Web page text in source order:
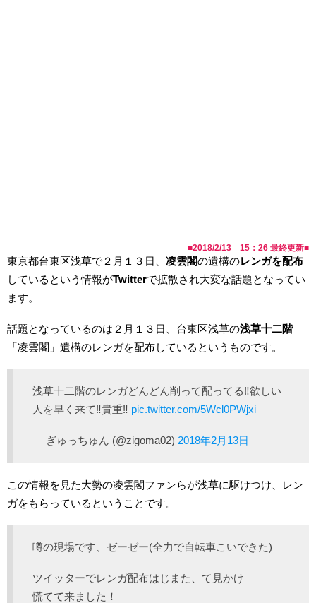
■2018/2/13 15：26 最終更新■
東京都台東区浅草で２月１３日、 凌雲閣の遺構のレンガを配布
しているという情報がTwitterで拡散され大変な話題となってい
ます。
話題となっているのは２月１３日、台東区浅草の浅草十二階
「凌雲閣」遺構のレンガを配布しているというものです。
浅草十二階のレンガどんどん削って配ってる‼欲しい
人を早く来て‼貴重‼ pic.twitter.com/5Wcl0PWjxi
— ぎゅっちゅん (@zigoma02) 2018年2月13日
この情報を見た大勢の凌雲閣ファンらが浅草に駆けつけ、レン
ガをもらっているということです。
噂の現場です、ゼーゼー(全力で自転車こいできた)
ツイッターでレンガ配布はじまた、て見かけ
慌てて来ました！